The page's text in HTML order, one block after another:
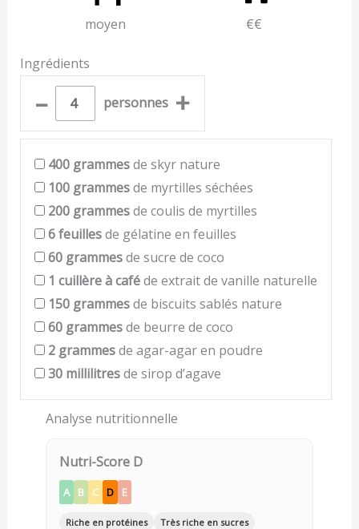
moyen €€
Ingrédients
– personnes +
400 grammesde skyr nature
100 grammesde myrtilles séchées
200 grammesde coulis de myrtilles
6feuillesde gélatine en feuilles
60 grammesde sucre de coco
1 cuillère à caféde extrait de vanille naturelle
150 grammesde biscuits sablés nature
60 grammesde beurre de coco
2 grammesde agar-agar en poudre
30 millilitresde sirop d’agave
Analyse nutritionnelle
Nutri-Score D
A B C D E
Riche en protéines
Très riche en sucres